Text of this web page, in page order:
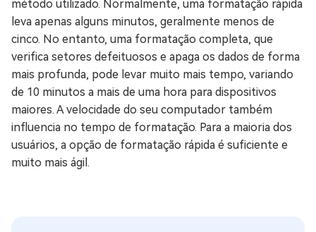
método utilizado. Normalmente, uma formatação rápida
leva apenas alguns minutos, geralmente menos de
cinco. No entanto, uma formatação completa, que
verifica setores defeituosos e apaga os dados de forma
mais profunda, pode levar muito mais tempo, variando
de 10 minutos a mais de uma hora para dispositivos
maiores. A velocidade do seu computador também
influencia no tempo de formatação. Para a maioria dos
usuários, a opção de formatação rápida é suficiente e
muito mais ágil.